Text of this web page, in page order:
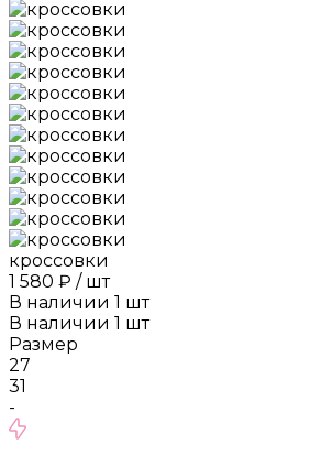
кроссовки
1 580 ₽ / шт
В наличии 1 шт
В наличии 1 шт
Размер
27
31
-